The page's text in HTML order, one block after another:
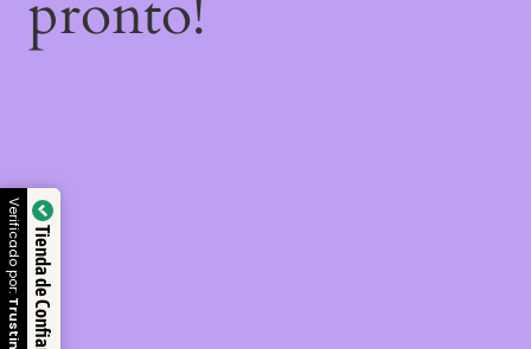
Tienda de Confianza
Verificado por: